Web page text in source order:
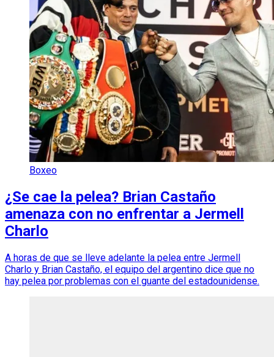
Boxeo
¿Se cae la pelea? Brian Castaño
amenaza con no enfrentar a Jermell
Charlo
A horas de que se lleve adelante la pelea entre Jermell
Charlo y Brian Castaño, el equipo del argentino dice que no
hay pelea por problemas con el guante del estadounidense.